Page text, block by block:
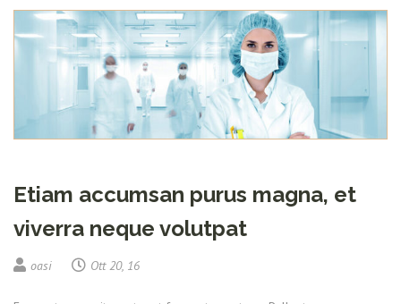
Etiam accumsan purus magna, et
viverra neque volutpat
oasi Ott 20, 16